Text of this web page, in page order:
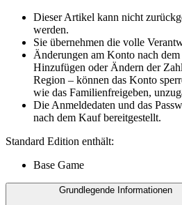
Dieser Artikel kann nicht
werden.
Sie übernehmen die volle
Änderungen am Konto nach
Hinzufügen oder Ändern der
Region – können das Konto
wie das Familienfreigeben,
Die Anmeldedaten und das
nach dem Kauf bereitgestellt.
Standard Edition enthält:
Base Game
Grundlegende Informationen